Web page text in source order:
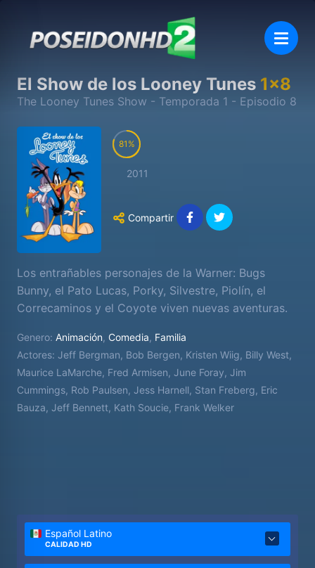
El Show de los Looney Tunes 1x8
The Looney Tunes Show - Temporada 1 - Episodio 8
81
2011
Compartir
Los entrañables personajes de la Warner: Bugs
Bunny, el Pato Lucas, Porky, Silvestre, Piolín, el
Correcaminos y el Coyote viven nuevas aventuras.
Genero: Animación, Comedia, Familia
Actores: Jeff Bergman, Bob Bergen, Kristen Wiig, Billy West,
Maurice LaMarche, Fred Armisen, June Foray, Jim
Cummings, Rob Paulsen, Jess Harnell, Stan Freberg, Eric
Bauza, Jeff Bennett, Kath Soucie, Frank Welker
Español Latino
CALIDAD HD